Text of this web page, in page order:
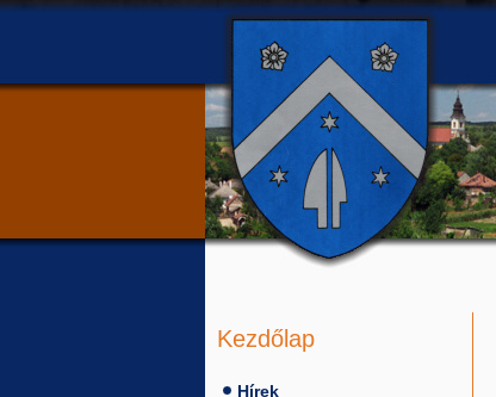
Kezdőlap
Hírek